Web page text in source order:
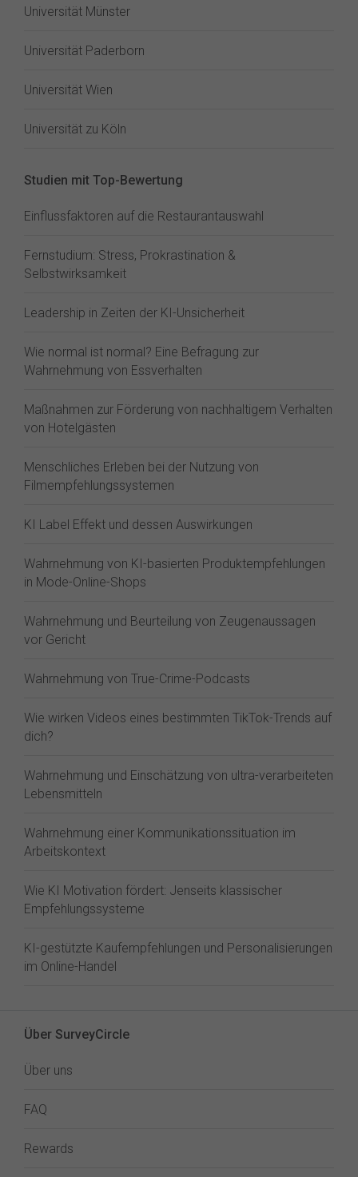
Universität Münster
Universität Paderborn
Universität Wien
Universität zu Köln
Studien mit Top-Bewertung
Einflussfaktoren auf die Restaurantauswahl
Fernstudium: Stress, Prokrastination &
Selbstwirksamkeit
Leadership in Zeiten der KI-Unsicherheit
Wie normal ist normal? Eine Befragung zur
Wahrnehmung von Essverhalten
Maßnahmen zur Förderung von nachhaltigem Verhalten
von Hotelgästen
Menschliches Erleben bei der Nutzung von
Filmempfehlungssystemen
KI Label Effekt und dessen Auswirkungen
Wahrnehmung von KI-basierten Produktempfehlungen
in Mode-Online-Shops
Wahrnehmung und Beurteilung von Zeugenaussagen
vor Gericht
Wahrnehmung von True-Crime-Podcasts
Wie wirken Videos eines bestimmten TikTok-Trends auf
dich?
Wahrnehmung und Einschätzung von ultra-verarbeiteten
Lebensmitteln
Wahrnehmung einer Kommunikationssituation im
Arbeitskontext
Wie KI Motivation fördert: Jenseits klassischer
Empfehlungssysteme
KI-gestützte Kaufempfehlungen und Personalisierungen
im Online-Handel
Über SurveyCircle
Über uns
FAQ
Rewards